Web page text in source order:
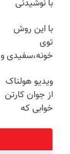
با نوشیدنی
با این روش
توی
خونه،سفیدی و
برگردون
(40%off)
ویدیو هولناک
از جوان کارتن
خوابی که